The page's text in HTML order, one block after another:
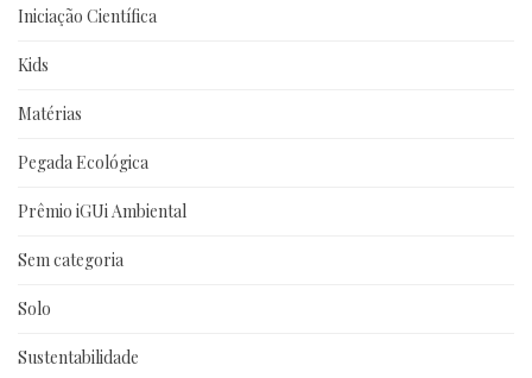
Iniciação Científica
Kids
Matérias
Pegada Ecológica
Prêmio iGUi Ambiental
Sem categoria
Solo
Sustentabilidade